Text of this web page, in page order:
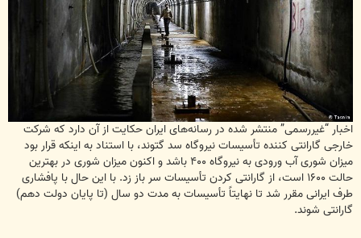
اخبار “غیررسمی” منتشر شده در رسانه‌های ایران حکایت از آن دارد که شرکت
خارجی گارانتی کننده تأسیسات نیروگاه سد گتوند، با استناد به اینکه قرار بود
میزان شوری آب ورودی به نیروگاه ۴۰۰ باشد و اکنون میزان شوری در بهترین
حالت ۱۶۰۰ است، از گارانتی کردن تأسیسات سر باز زد. با این حال با پافشاری
طرف ایرانی مقرر شد تا نهایتاً تأسیسات به مدت دو سال (تا پایان دولت دهم)
گارانتی شوند.